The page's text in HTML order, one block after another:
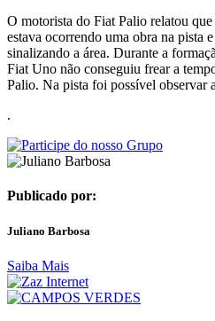
O motorista do Fiat Palio relatou
estava ocorrendo uma obra na pista
sinalizando a área. Durante a
Fiat Uno não conseguiu frear a
Palio. Na pista foi possível observar
.
Publicado por:
Juliano Barbosa
Saiba Mais